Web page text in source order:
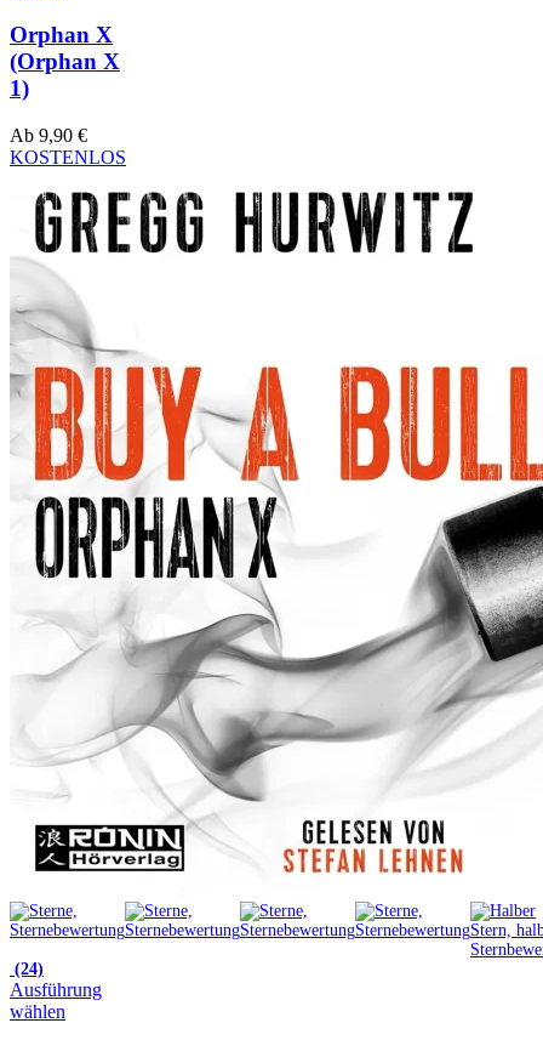
Orphan X
(Orphan X
1)
Ab 9,90 €
KOSTENLOS
(24)
Ausführung
wählen